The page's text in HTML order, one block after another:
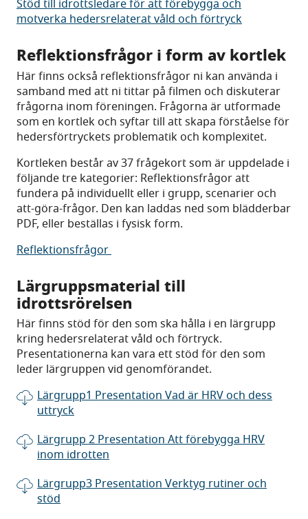
Stöd till idrottsledare för att förebygga och
motverka hedersrelaterat våld och förtryck
Reflektionsfrågor i form av kortlek
Här finns också reflektionsfrågor ni kan använda i
samband med att ni tittar på filmen och diskuterar
frågorna inom föreningen. Frågorna är utformade
som en kortlek och syftar till att skapa förståelse för
hedersförtryckets problematik och komplexitet.
Kortleken består av 37 frågekort som är uppdelade i
följande tre kategorier: Reflektionsfrågor att
fundera på individuellt eller i grupp, scenarier och
att-göra-frågor. Den kan laddas ned som blädderbar
PDF, eller beställas i fysisk form.
Reflektionsfrågor
Lärgruppsmaterial till
idrottsrörelsen
Här finns stöd för den som ska hålla i en lärgrupp
kring hedersrelaterat våld och förtryck.
Presentationerna kan vara ett stöd för den som
leder lärgruppen vid genomförandet.
Lärgrupp1 Presentation Vad är HRV och dess
uttryck
Lärgrupp 2 Presentation Att förebygga HRV
inom idrotten
Lärgrupp3 Presentation Verktyg rutiner och
stöd